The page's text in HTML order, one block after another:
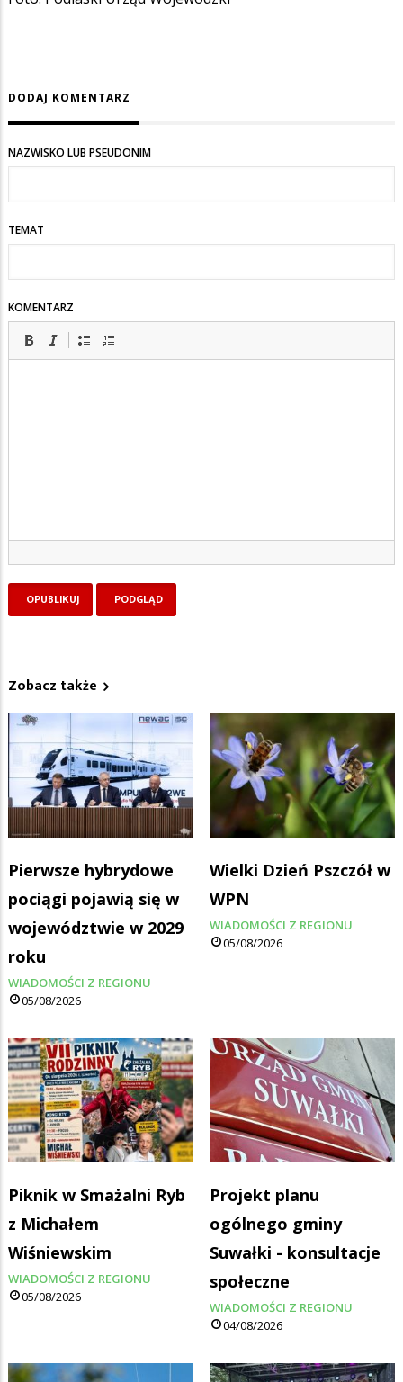
DODAJ KOMENTARZ
NAZWISKO LUB PSEUDONIM
TEMAT
KOMENTARZ
Zobacz także
Pierwsze hybrydowe
pociągi pojawią się w
województwie w 2029
roku
WIADOMOŚCI Z REGIONU
05/08/2026
Wielki Dzień Pszczół w
WPN
WIADOMOŚCI Z REGIONU
05/08/2026
Piknik w Smażalni Ryb
z Michałem
Wiśniewskim
WIADOMOŚCI Z REGIONU
05/08/2026
Projekt planu
ogólnego gminy
Suwałki - konsultacje
społeczne
WIADOMOŚCI Z REGIONU
04/08/2026